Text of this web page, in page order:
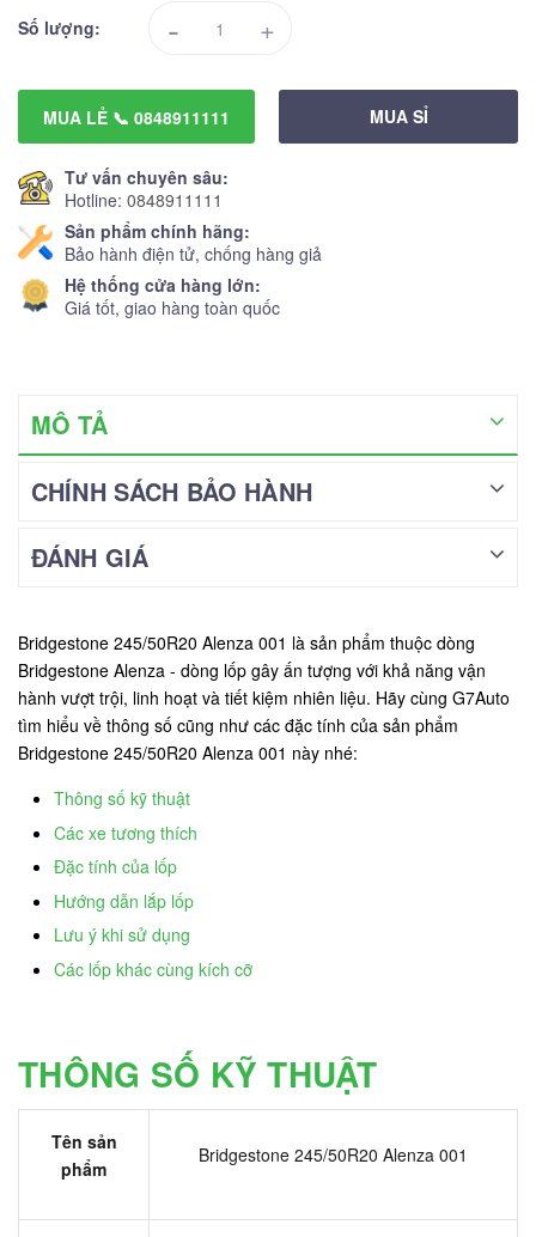
Số lượng: - +
MUA LẺ 📞 0848911111 MUA SỈ
Tư vấn chuyên sâu:
Hotline: 0848911111
Sản phẩm chính hãng:
Bảo hành điện tử, chống hàng giả
Hệ thống cửa hàng lớn:
Giá tốt, giao hàng toàn quốc
MÔ TẢ
CHÍNH SÁCH BẢO HÀNH
ĐÁNH GIÁ
Bridgestone 245/50R20 Alenza 001 là sản phẩm thuộc dòng
Bridgestone Alenza - dòng lốp gây ấn tượng với khả năng vận
hành vượt trội, linh hoạt và tiết kiệm nhiên liệu. Hãy cùng G7Auto
tìm hiểu về thông số cũng như các đặc tính của sản phẩm
Bridgestone 245/50R20 Alenza 001 này nhé:
Thông số kỹ thuật
Các xe tương thích
Đặc tính của lốp
Hướng dẫn lắp lốp
Lưu ý khi sử dụng
Các lốp khác cùng kích cỡ
THÔNG SỐ KỸ THUẬT
Tên sản
phẩm
Bridgestone 245/50R20 Alenza 001